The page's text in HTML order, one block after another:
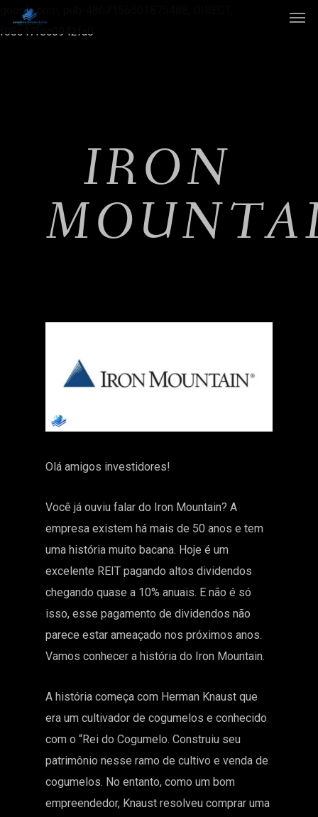
google.com, pub-4867156501875488, DIRECT,
f08c47fec0942fa0
IRON
Olá amigos investidores!
Você já ouviu falar do Iron Mountain? A
empresa existem há mais de 50 anos e tem
uma história muito bacana. Hoje é um
excelente REIT pagando altos dividendos
chegando quase a 10% anuais. E não é só
isso, esse pagamento de dividendos não
parece estar ameaçado nos próximos anos.
Vamos conhecer a história do Iron Mountain.
A história começa com Herman Knaust que
era um cultivador de cogumelos e conhecido
com o “Rei do Cogumelo. Construiu seu
patrimônio nesse ramo de cultivo e venda de
cogumelos. No entanto, como um bom
empreendedor, Knaust resolveu comprar uma